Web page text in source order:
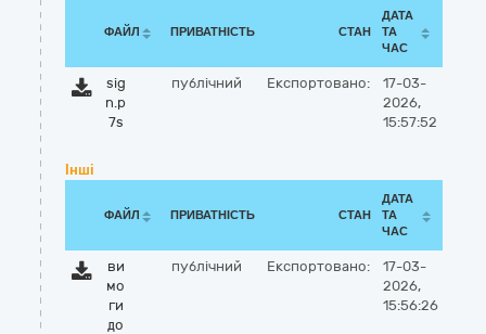
ФАЙЛ ПРИВАТНІСТЬ СТАН
ДАТА
ТА
ЧАС
sig
n.p
7s
публічний Експортовано:
17-03-
2026,
15:57:52
Інші
ФАЙЛ ПРИВАТНІСТЬ СТАН
ДАТА
ТА
ЧАС
ви
мо
ги
до
публічний Експортовано:
17-03-
2026,
15:56:26